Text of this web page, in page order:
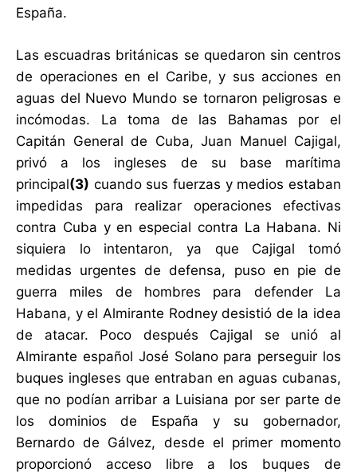
España.
Las escuadras británicas se quedaron sin centros
de operaciones en el Caribe, y sus acciones en
aguas del Nuevo Mundo se tornaron peligrosas e
incómodas. La toma de las Bahamas por el
Capitán General de Cuba, Juan Manuel Cajigal,
privó a los ingleses de su base marítima
principal(3) cuando sus fuerzas y medios estaban
impedidas para realizar operaciones efectivas
contra Cuba y en especial contra La Habana. Ni
siquiera lo intentaron, ya que Cajigal tomó
medidas urgentes de defensa, puso en pie de
guerra miles de hombres para defender La
Habana, y el Almirante Rodney desistió de la idea
de atacar. Poco después Cajigal se unió al
Almirante español José Solano para perseguir los
buques ingleses que entraban en aguas cubanas,
que no podían arribar a Luisiana por ser parte de
los dominios de España y su gobernador,
Bernardo de Gálvez, desde el primer momento
proporcionó acceso libre a los buques de